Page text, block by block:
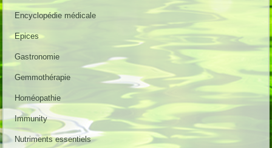
Encyclopédie médicale
Epices
Gastronomie
Gemmothérapie
Homéopathie
Immunity
Nutriments essentiels